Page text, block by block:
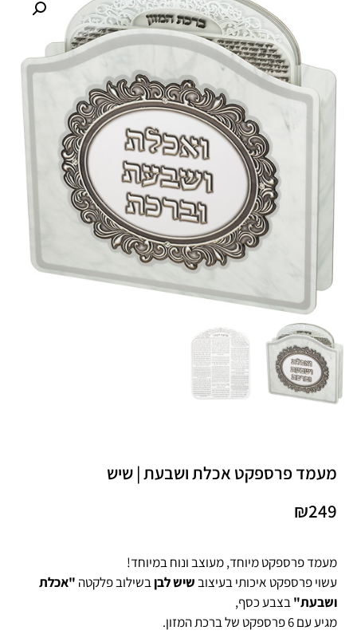
מעמד פרספקט אכלת ושבעת | שיש
₪249
מעמד פרספקט מיוחד, מעוצב ונוח במיוחד!
עשוי פרספקט איכותי בעיצובשיש לבןבשילוב פלקטה "אכלת
ושבעת"בצבע כסף,
מגיע עם 6 פרספקט של ברכת המזון.